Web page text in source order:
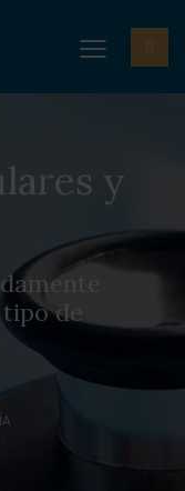
y
de